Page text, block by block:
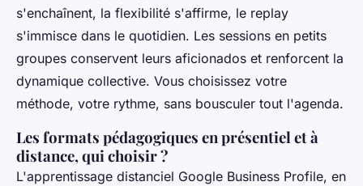
s'enchaînent, la flexibilité s'affirme, le replay
s'immisce dans le quotidien. Les sessions en petits
groupes conservent leurs aficionados et renforcent la
dynamique collective. Vous choisissez votre
méthode, votre rythme, sans bousculer tout l'agenda.
Les formats pédagogiques en présentiel et à
distance, qui choisir ?
L'apprentissage distanciel Google Business Profile, en